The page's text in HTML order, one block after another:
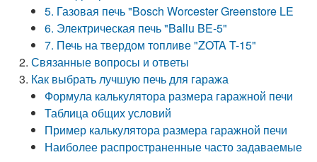
5. Газовая печь "Bosch Worcester Greenstore LE
6. Электрическая печь "Ballu BE-5"
7. Печь на твердом топливе "ZOTA T-15"
Связанные вопросы и ответы
Как выбрать лучшую печь для гаража
Формула калькулятора размера гаражной печи
Таблица общих условий
Пример калькулятора размера гаражной печи
Наиболее распространенные часто задаваемые